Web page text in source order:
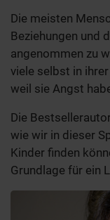
Die meisten
Beziehungen und
angenommen zu
viele selbst in
weil sie Angst
Die
wie wir in dieser
Kinder finden
Grundlage für ein